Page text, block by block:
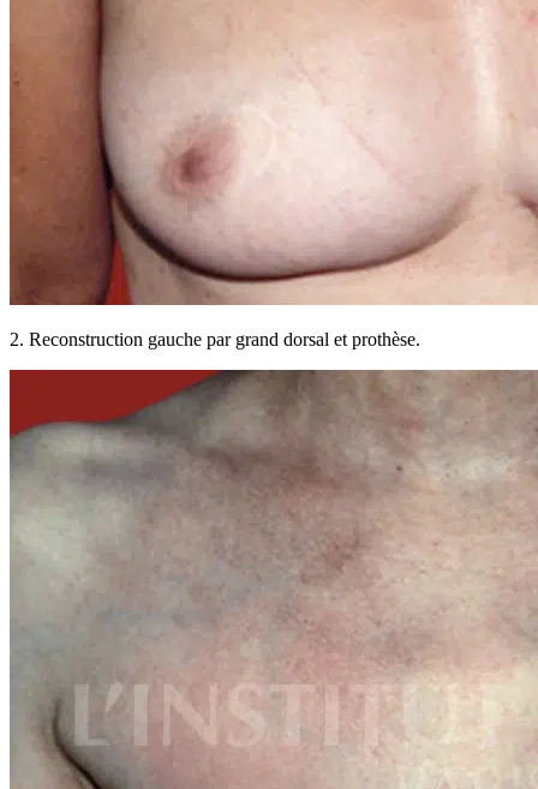
2. Reconstruction gauche par grand dorsal et prothèse.